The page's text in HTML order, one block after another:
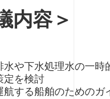
内容＞
水や下水処理水の一
定を検討
航する船舶のためのガ